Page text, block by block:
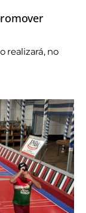
realizará, no